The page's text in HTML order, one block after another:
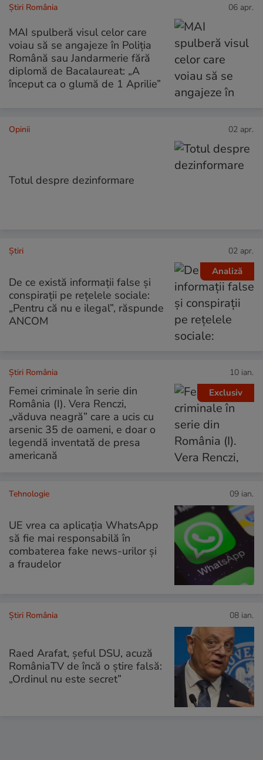
Știri România 06 apr.
MAI spulberă visul celor care
voiau să se angajeze în Poliția
Română sau Jandarmerie fără
diplomă de Bacalaureat: „A
început ca o glumă de 1 Aprilie”
Opinii 02 apr.
Totul despre dezinformare
Analiză
Ştiri 02 apr.
De ce există informații false și
conspirații pe rețelele sociale:
„Pentru că nu e ilegal”, răspunde
ANCOM
Exclusiv
Știri România 10 ian.
Femei criminale în serie din
România (I). Vera Renczi,
„văduva neagră” care a ucis cu
arsenic 35 de oameni, e doar o
legendă inventată de presa
americană
Tehnologie 09 ian.
UE vrea ca aplicația WhatsApp
să fie mai responsabilă în
combaterea fake news-urilor și
a fraudelor
Știri România 08 ian.
Raed Arafat, șeful DSU, acuză
RomâniaTV de încă o știre falsă:
„Ordinul nu este secret”